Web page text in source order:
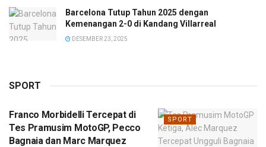
Barcelona Tutup Tahun 2025 dengan
Kemenangan 2-0 di Kandang Villarreal
DESEMBER 23, 2025
SPORT
SPORT
Franco Morbidelli Tercepat di
Tes Pramusim MotoGP, Pecco
Bagnaia dan Marc Marquez